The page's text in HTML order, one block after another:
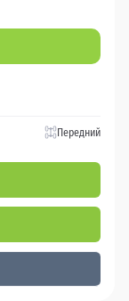
Передний